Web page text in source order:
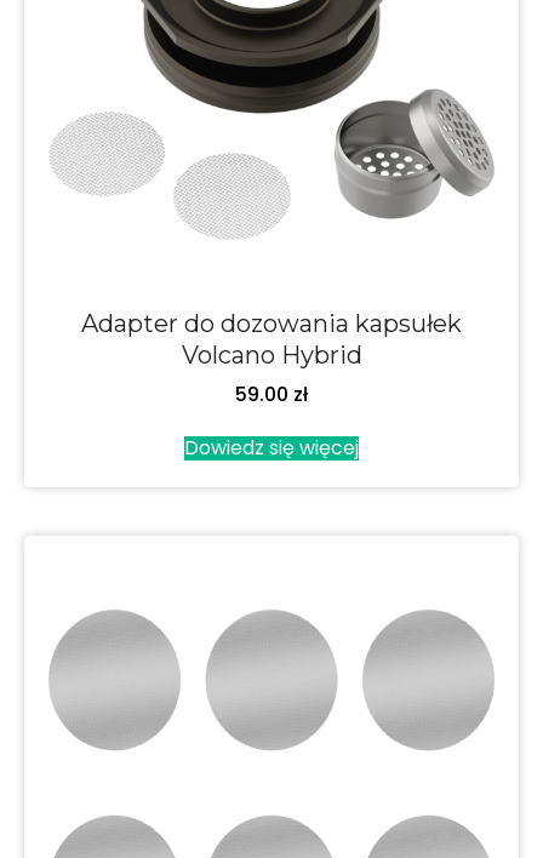
Adapter do dozowania kapsułek
Volcano Hybrid
59.00 zł
Dowiedz się więcej